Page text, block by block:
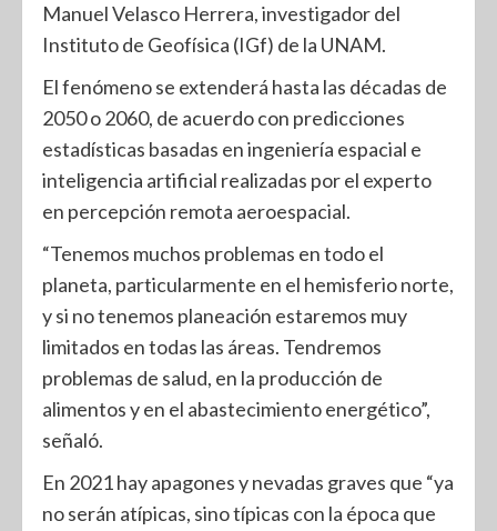
Manuel Velasco Herrera, investigador del
Instituto de Geofísica (IGf) de la UNAM.
El fenómeno se extenderá hasta las décadas de
2050 o 2060, de acuerdo con predicciones
estadísticas basadas en ingeniería espacial e
inteligencia artificial realizadas por el experto
en percepción remota aeroespacial.
“Tenemos muchos problemas en todo el
planeta, particularmente en el hemisferio norte,
y si no tenemos planeación estaremos muy
limitados en todas las áreas. Tendremos
problemas de salud, en la producción de
alimentos y en el abastecimiento energético”,
señaló.
En 2021 hay apagones y nevadas graves que “ya
no serán atípicas, sino típicas con la época que